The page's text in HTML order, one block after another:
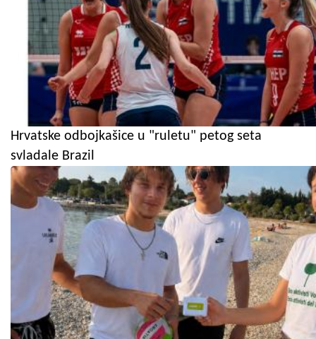
Hrvatske odbojkašice u "ruletu" petog seta
svladale Brazil